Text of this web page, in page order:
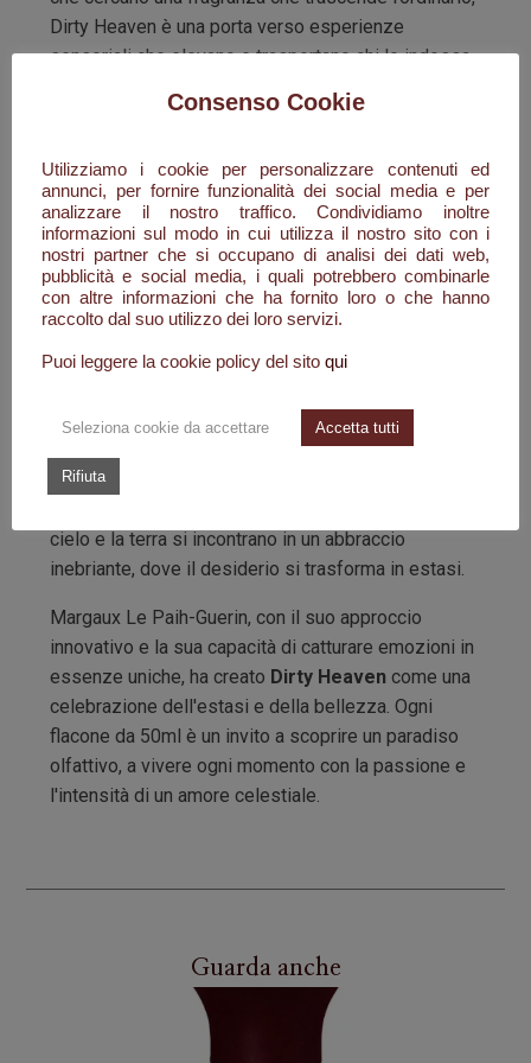
Dirty Heaven è una porta verso esperienze
sensoriali che elevano e trasportano chi lo indossa
si fondono nella pura espressione di gioia e felicità
mentre nel cuore nella parte più calda della
fragranza scopriamo la fava tonka i fiori bianchi
come la magnolia e lo zafferano a sigillare questo
tripudio, infime nel fondo troviamo Ambra grigia
legni e muschi bianchi per suggellare questa
fantastica fragranza.
TY HEAVEN
è un passaggio verso l'alto, ogni accordo è un invito
a lasciarsi andare alle emozioni più pure e
profonde. Questa fragranza è un viaggio attraverso
cielo e la terra si incontrano in un abbraccio
inebriante, dove il desiderio si trasforma in estasi.
Margaux Le Paih-Guerin, con il suo approccio
innovativo e la sua capacità di catturare emozioni in
essenze uniche, ha creato Dirty Heaven come una
celebrazione dell'estasi e della bellezza. Ogni
flacone da 50ml è un invito a scoprire un paradiso
olfattivo, a vivere ogni momento con la passione e
l'intensità di un amore celestiale.
Guarda anche
Consenso Cookie
Utilizziamo i cookie per personalizzare contenuti ed
annunci, per fornire funzionalità dei social media e per
analizzare il nostro traffico. Condividiamo inoltre
informazioni sul modo in cui utilizza il nostro sito con i
nostri partner che si occupano di analisi dei dati web,
pubblicità e social media, i quali potrebbero combinarle
con altre informazioni che ha fornito loro o che hanno
raccolto dal suo utilizzo dei loro servizi.
Puoi leggere la cookie policy del sito qui
Seleziona cookie da accettare Accetta tutti
Rifiuta